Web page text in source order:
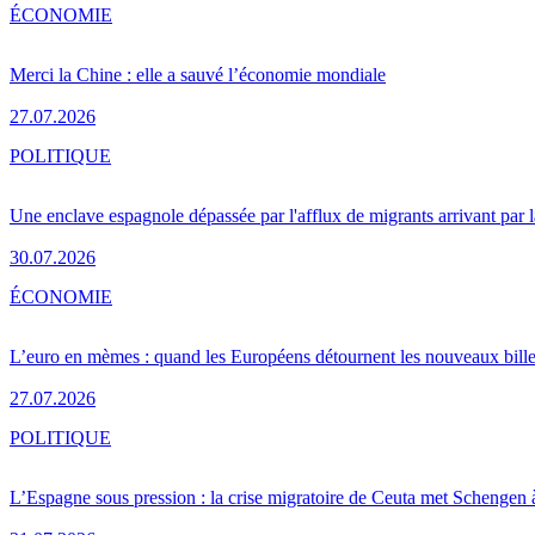
Merci la Chine : elle a sauvé l’économie mondiale
27.07.2026
ÉCONOMIE
Une enclave espagnole dépassée par l'afflux de migrants arrivant par
30.07.2026
POLITIQUE
L’euro en mèmes : quand les Européens détournent les nouveaux
27.07.2026
ÉCONOMIE
L’Espagne sous pression : la crise migratoire de Ceuta met Schengen
POLITIQUE